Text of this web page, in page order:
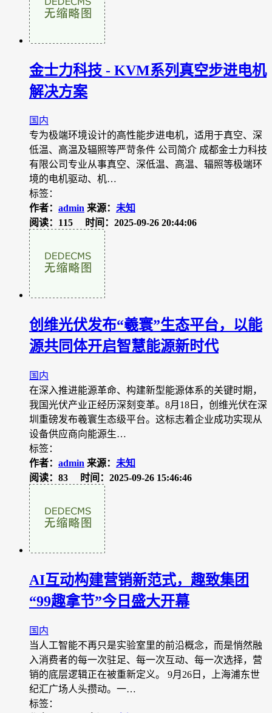
金士力科技 - KVM系列真空步进电机
解决方案
国内
专为极端环境设计的高性能步进电机，适用于真空、深
低温、高温及辐照等严苛条件 公司简介 成都金士力科技
有限公司专业从事真空、深低温、高温、辐照等极端环
境的电机驱动、机…
标签：
作者： admin 来源： 未知
阅读：115
时间：2025-09-26 20:44:06
创维光伏发布“羲寰”生态平台，以能
源共同体开启智慧能源新时代
国内
在深入推进能源革命、构建新型能源体系的关键时期，
我国光伏产业正经历深刻变革。8月18日，创维光伏在深
圳重磅发布羲寰生态级平台。这标志着企业成功实现从
设备供应商向能源生…
标签：
作者： admin 来源： 未知
阅读：83
时间：2025-09-26 15:46:46
AI互动构建营销新范式，趣致集团
“99趣拿节”今日盛大开幕
国内
当人工智能不再只是实验室里的前沿概念，而是悄然融
入消费者的每一次驻足、每一次互动、每一次选择，营
销的底层逻辑正在被重新定义。 9月26日，上海浦东世
纪汇广场人头攒动。一…
标签：